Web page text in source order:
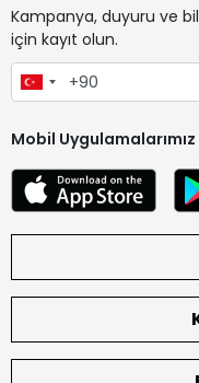
Kampanya, duyuru ve
için kayıt olun.
Mobil Uygulamalarımız